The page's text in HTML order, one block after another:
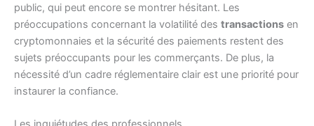
public, qui peut encore se montrer hésitant. Les
préoccupations concernant la volatilité des transactions en
cryptomonnaies et la sécurité des paiements restent des
sujets préoccupants pour les commerçants. De plus, la
nécessité d’un cadre réglementaire clair est une priorité pour
instaurer la confiance.